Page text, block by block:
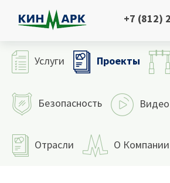
+7 (812)
Услуги Проекты
Безопасность Видео
Отрасли О Компании